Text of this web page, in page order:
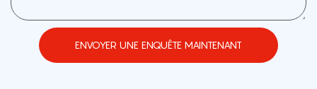
ENVOYER UNE ENQUÊTE MAINTENANT